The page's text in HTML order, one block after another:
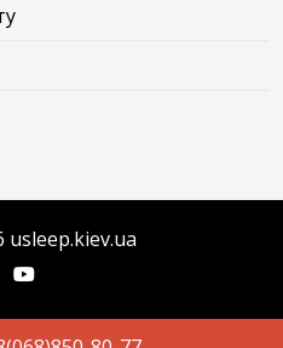
usleep.kiev.ua